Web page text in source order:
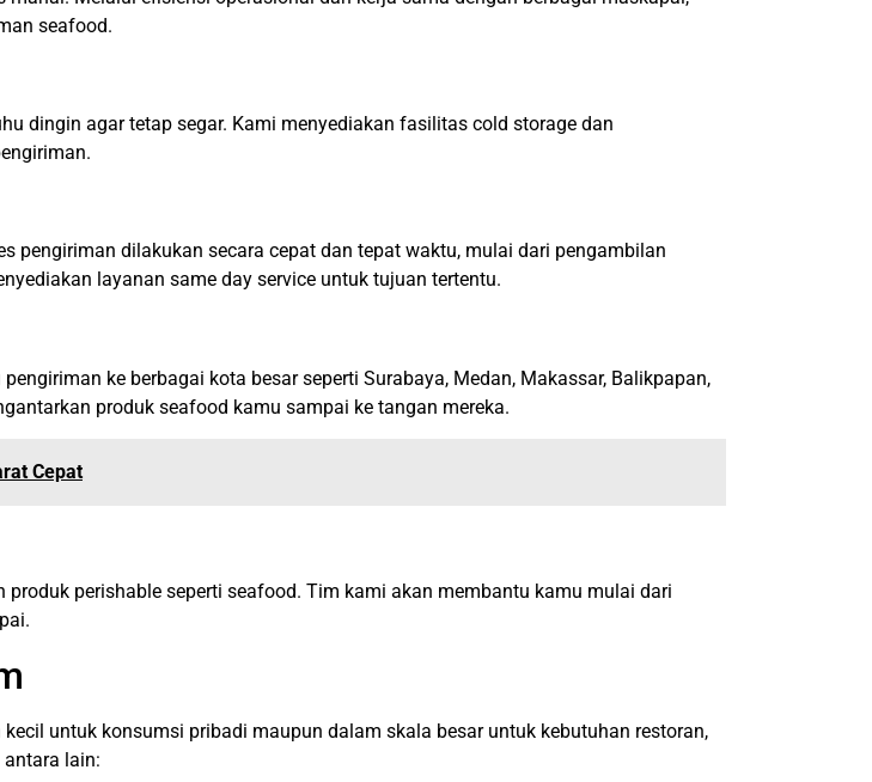
seafood.
dingin agar tetap segar. Kami menyediakan fasilitas cold storage dan
pengiriman dilakukan secara cepat dan tepat waktu, mulai dari pengambilan
layanan same day service untuk tujuan tertentu.
ke berbagai kota besar seperti Surabaya, Medan, Makassar, Balikpapan,
produk seafood kamu sampai ke tangan mereka.
Cepat
perishable seperti seafood. Tim kami akan membantu kamu mulai dari
untuk konsumsi pribadi maupun dalam skala besar untuk kebutuhan restoran,
lain: